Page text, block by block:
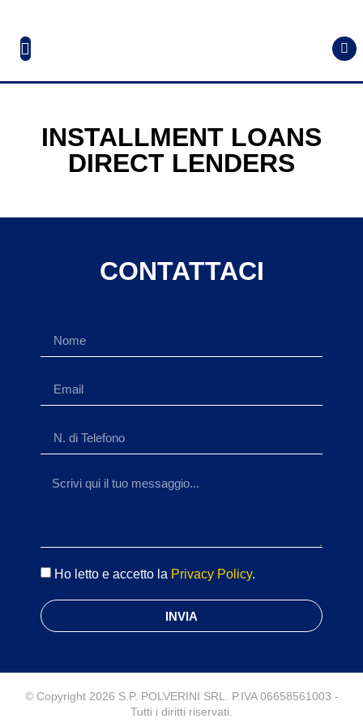
INSTALLMENT LOANS
DIRECT LENDERS
CONTATTACI
Ho letto e accetto la Privacy Policy.
INVIA
© Copyright 2026 S.P. POLVERINI SRL. P.IVA 06658561003 -
Tutti i diritti riservati.